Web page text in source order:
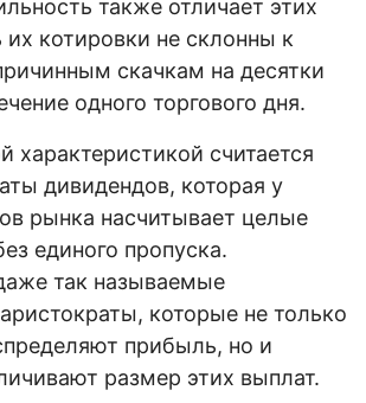
также отличает этих
их котировки не склонны к
скачкам на десятки
одного торгового дня.
характеристикой считается
дивидендов, которая у
рынка насчитывает целые
единого пропуска.
так называемые
которые не только
прибыль, но и
размер этих выплат.